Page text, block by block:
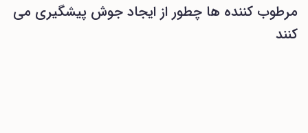
مرطوب کننده ها چطور از ایجاد جوش پیشگیری می
کنند